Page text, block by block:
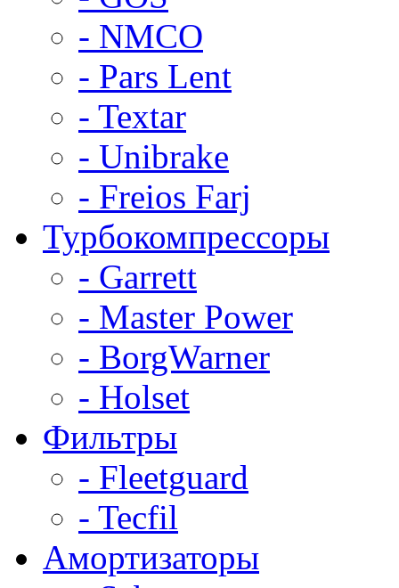
- NMCO
- Pars Lent
- Textar
- Unibrake
- Freios Farj
Турбокомпрессоры
- Garrett
- Master Power
- BorgWarner
- Holset
Фильтры
- Fleetguard
- Tecfil
Амортизаторы